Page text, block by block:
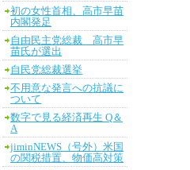
初の女性首相、高市早苗
内閣発足
自由民主党総裁 高市早
苗氏が選出
自民党総裁選挙
不用意な発言への抗議に
ついて
数字で見る経済再生 Q＆
A
jiminNEWS（号外）米国
の関税措置、物価高対策